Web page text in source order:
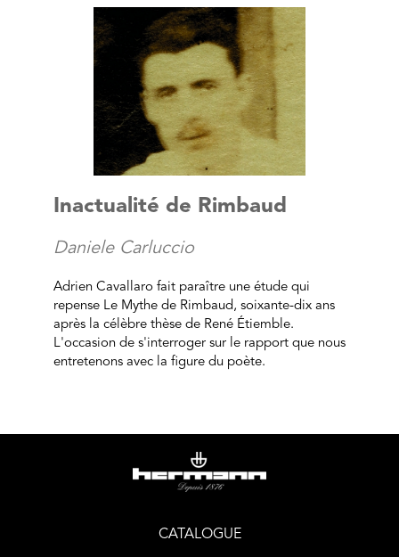
Inactualité de Rimbaud
Daniele Carluccio
Adrien Cavallaro fait paraître une étude qui
repense Le Mythe de Rimbaud, soixante-dix ans
après la célèbre thèse de René Étiemble.
L'occasion de s'interroger sur le rapport que nous
entretenons avec la figure du poète.
CATALOGUE